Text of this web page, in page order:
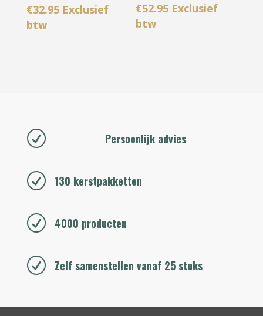
€32.95 Exclusief
btw
€52.95 Exclusief
btw
R Persoonlijk advies
R 130 kerstpakketten
R 4000 producten
R Zelf samenstellen vanaf 25 stuks